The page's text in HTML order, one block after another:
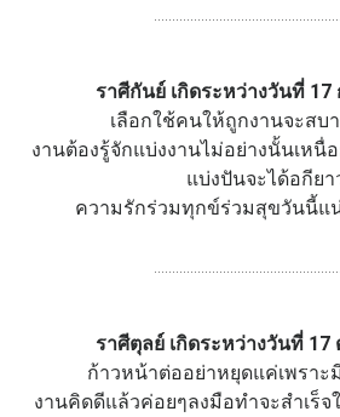
ราศีกันย์ เกิดระหว่างวันที่ 17
เลือกใช้คนให้ถูกงานจะสบ
งานต้องรู้จักแบ่งงานไม่อย่างนั้นเหนื่
แบ่งปันจะได้อกียา
ความรักร่วมทุกข์ร่วมสุขวันนี้แ
ราศีตุลย์ เกิดระหว่างวันที่ 17
ก้าวหน้าต่ออย่าหยุดแค่เพรา
งานคิดดีแล้วค่อยๆลงมือทำจะสำเร็จ